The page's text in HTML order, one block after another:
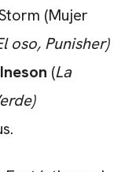
(Mujer
oso, Punisher)
(La